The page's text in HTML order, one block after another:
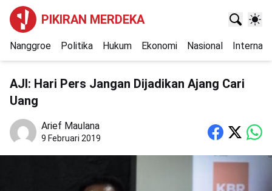
PIKIRAN MERDEKA
Nanggroe Politika Hukum Ekonomi Nasional
AJI: Hari Pers Jangan Dijadikan Ajang Cari
Uang
Arief Maulana
9 Februari 2019